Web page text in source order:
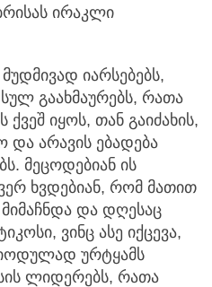
ირაკლი
იარსებებს,
გაახმაურებს, რათა
ქვეშ იყოს, თან გაიძახის,
და არავის ებადება
მეცოდებიან ის
ხვდებიან, რომ მათით
და დღესაც
ვინც ასე იქცევა,
ურტყამს
ლიდერებს, რათა